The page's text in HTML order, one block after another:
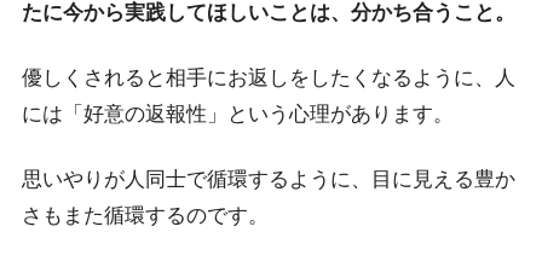
たに今から実践してほしいことは、分かち合うこと。
優しくされると相手にお返しをしたくなるように、人
には「好意の返報性」という心理があります。
思いやりが人同士で循環するように、目に見える豊か
さもまた循環するのです。